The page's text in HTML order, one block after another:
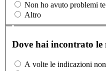
Non ho avuto problemi
Altro
Dove hai incontrato
A volte le indicazioni